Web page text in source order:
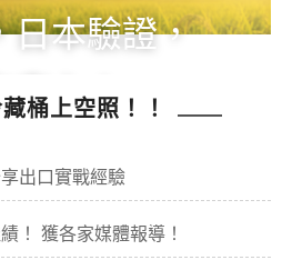
日本驗證，
安心！
1200免運!!!
桶上空照！！
出口實戰經驗
！ 獲各家媒體報導！